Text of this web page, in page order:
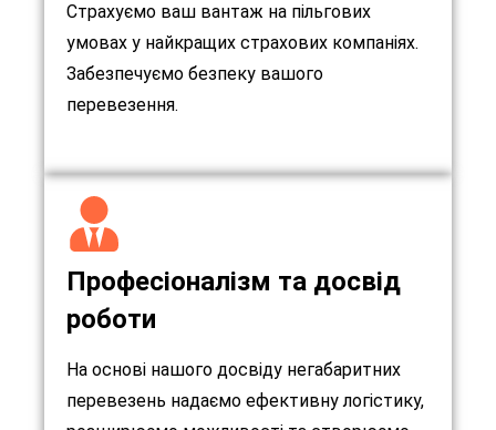
Страхуємо ваш вантаж на пільгових
умовах у найкращих страхових компаніях.
Забезпечуємо безпеку вашого
перевезення.
Професіоналізм та досвід
роботи
На основі нашого досвіду негабаритних
перевезень надаємо ефективну логістику,